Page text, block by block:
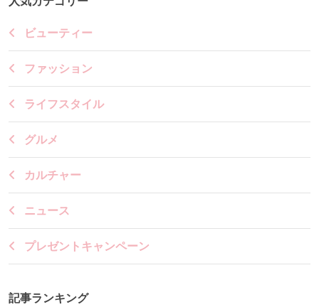
ビューティー
ファッション
ライフスタイル
グルメ
カルチャー
ニュース
プレゼントキャンペーン
記事ランキング